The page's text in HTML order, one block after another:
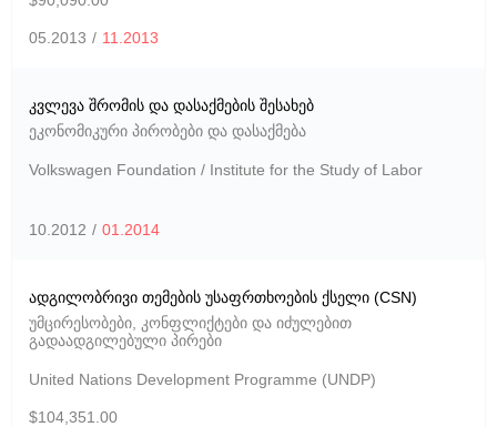
05.2013 / 11.2013
კვლევა შრომის და დასაქმების შესახებ
ეკონომიკური პირობები და დასაქმება
Volkswagen Foundation / Institute for the Study of Labor
10.2012 / 01.2014
ადგილობრივი თემების უსაფრთხოების ქსელი (CSN)
უმცირესობები, კონფლიქტები და იძულებით
გადაადგილებული პირები
United Nations Development Programme (UNDP)
$104,351.00